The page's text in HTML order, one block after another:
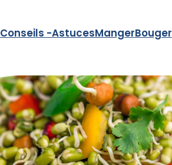
Conseils -AstucesMangerBouger